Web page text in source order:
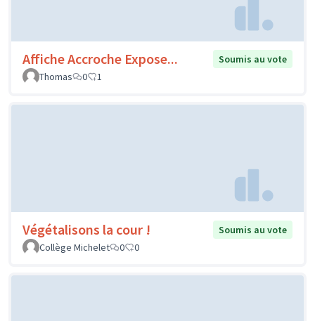
Affiche Accroche Expose...
Soumis au vote
Thomas
0 1
Végétalisons la cour !
Soumis au vote
Collège Michelet
0 0